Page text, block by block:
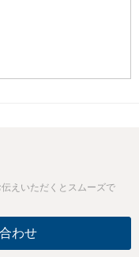
えいただくとスムーズで
わせ